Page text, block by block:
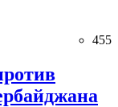
455